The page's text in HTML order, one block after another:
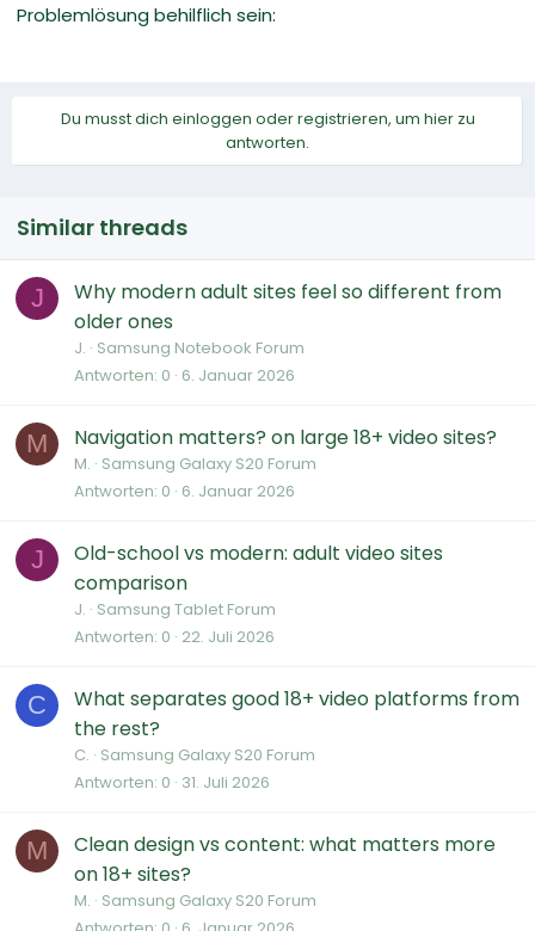
Problemlösung behilflich sein:
Du musst dich einloggen oder registrieren, um hier zu
antworten.
Similar threads
J
Why modern adult sites feel so different from
older ones
J. Samsung Notebook Forum
Antworten 0 6. Januar 2026
M Navigation matters? on large 18+ video sites?
M. Samsung Galaxy S20 Forum
Antworten 0 6. Januar 2026
J
Old-school vs modern: adult video sites
comparison
J. Samsung Tablet Forum
Antworten 0 22. Juli 2026
C
What separates good 18+ video platforms from
the rest?
C. Samsung Galaxy S20 Forum
Antworten 0 31. Juli 2026
M
Clean design vs content: what matters more
on 18+ sites?
M. Samsung Galaxy S20 Forum